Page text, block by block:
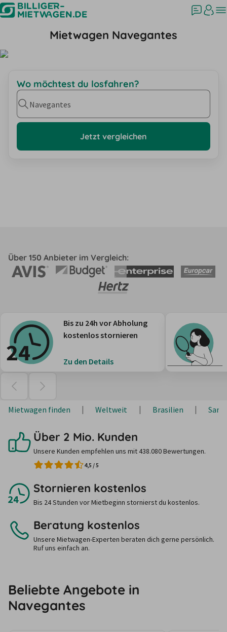
Mietwagen Navegantes
Wo möchtest du losfahren?
Navegantes
Jetzt vergleichen
Über 150 Anbieter im Vergleich:
Bis zu 24h vor Abholung
kostenlos stornieren
Zu den Details
Mietwagen finden Weltweit Brasilien
Über 2 Mio. Kunden
Unsere Kunden empfehlen uns mit 438.080 Bewertungen.
4,5 /5
Stornieren kostenlos
Bis 24 Stunden vor Mietbeginn stornierst du kostenlos.
Beratung kostenlos
Unsere Mietwagen-Experten beraten dich gerne persönlich.
Ruf uns einfach an.
Beliebte Angebote in
Navegantes